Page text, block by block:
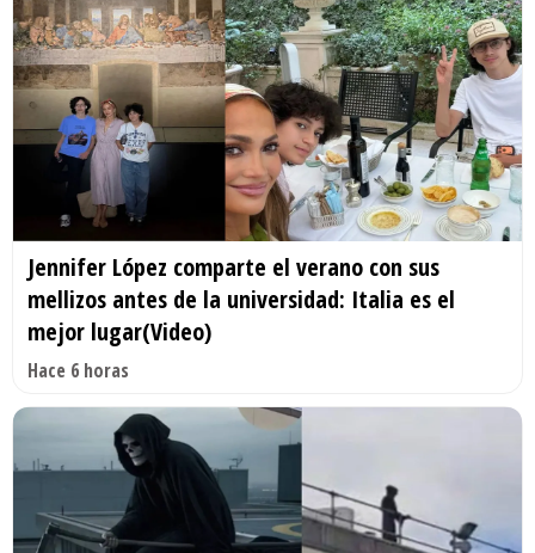
Jennifer López comparte el verano con sus
mellizos antes de la universidad: Italia es el
mejor lugar(Video)
Hace 6 horas